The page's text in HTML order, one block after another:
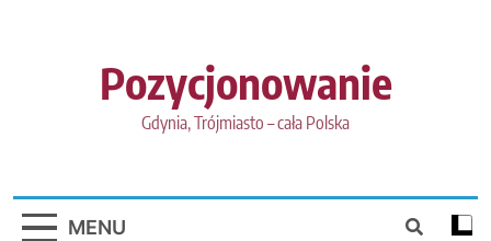
Pozycjonowanie
Gdynia, Trójmiasto – cała Polska
MENU